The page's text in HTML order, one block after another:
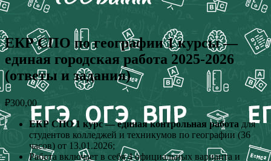
ЕКР СПО по географии 1 курсы —
единая городская работа 2025-2026
(ответы и задания)
₽300,00
ЕКР СПО 1 курс — единая контрольная работа для
студентов колледжей и техникумов по географии (36
часов) от 13.01.2026;
Работа включает в себя 4 официальных варианта и